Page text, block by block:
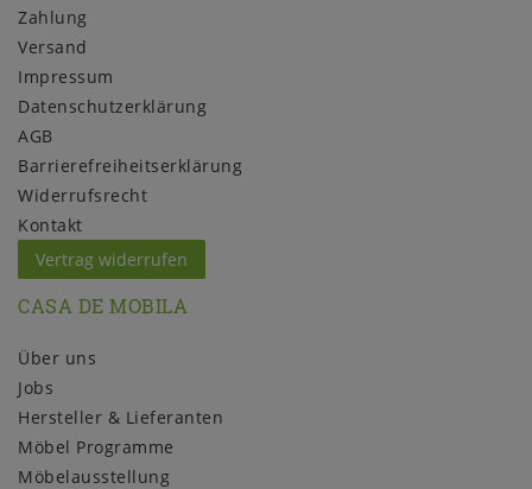
Zahlung
Versand
Impressum
Daten­schutz­erklärung
AGB
Barrierefreiheitserklärung
Widerrufs­recht
Kontakt
Vertrag widerrufen
CASA DE MOBILA
Über uns
Jobs
Hersteller & Lieferanten
Möbel Programme
Möbelausstellung